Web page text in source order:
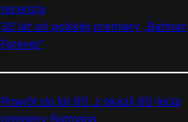
recenzja
30 lat od polskiej premiery „Batman
Forever”
Powrót do lat 60. z okazji 60-lecia
premiery Batmana